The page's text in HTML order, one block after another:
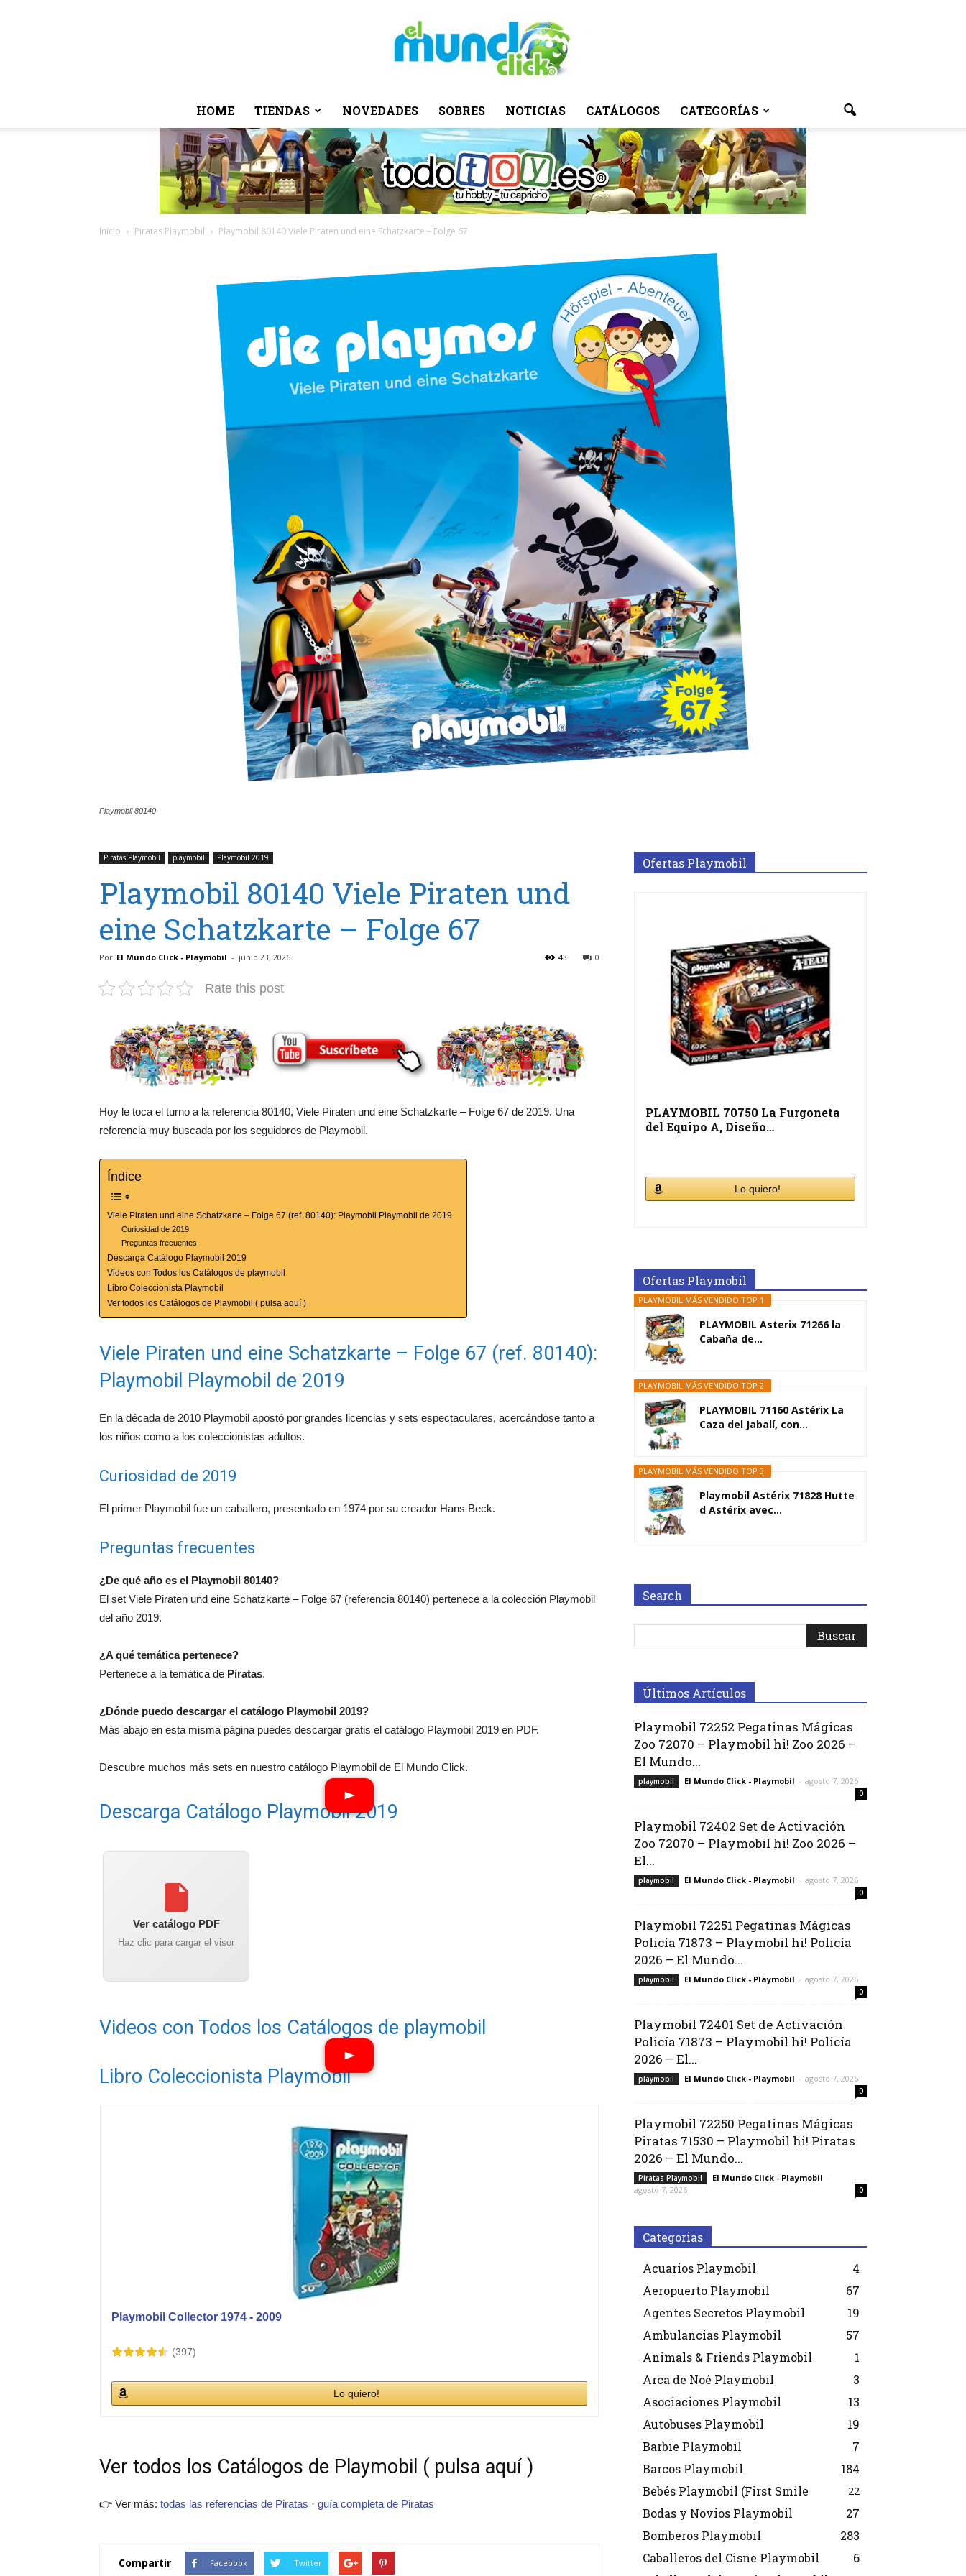
El
HOME TIENDAS NOVEDADES SOBRES NOTICIAS CATÁLOGOS CATEGORÍAS
Inicio Piratas Playmobil Playmobil 80140 Viele Piraten und eine Schatzkarte – Folge 67
Playmobil 80140
Piratas Playmobil playmobil Playmobil 2019
Playmobil 80140 Viele Piraten und
eine Schatzkarte – Folge 67
Por El Mundo Click - Playmobil - junio 23, 2026 0
43
Rate this post
Hoy le toca el turno a la referencia 80140, Viele Piraten und eine Schatzkarte – Folge 67 de 2019. Una
referencia muy buscada por los seguidores de Playmobil.
Índice
Viele Piraten und eine Schatzkarte – Folge 67 (ref. 80140): Playmobil Playmobil de 2019
Curiosidad de 2019
Preguntas frecuentes
Descarga Catálogo Playmobil 2019
Videos con Todos los Catálogos de playmobil
Libro Coleccionista Playmobil
Ver todos los Catálogos de Playmobil ( pulsa aquí )
Viele Piraten und eine Schatzkarte – Folge 67 (ref. 80140):
Playmobil Playmobil de 2019
En la década de 2010 Playmobil apostó por grandes licencias y sets espectaculares, acercándose tanto a
los niños como a los coleccionistas adultos.
Curiosidad de 2019
El primer Playmobil fue un caballero, presentado en 1974 por su creador Hans Beck.
Preguntas frecuentes
¿De qué año es el Playmobil 80140?
El set Viele Piraten und eine Schatzkarte – Folge 67 (referencia 80140) pertenece a la colección Playmobil
del año 2019.
¿A qué temática pertenece?
Pertenece a la temática de Piratas.
¿Dónde puedo descargar el catálogo Playmobil 2019?
Más abajo en esta misma página puedes descargar gratis el catálogo Playmobil 2019 en PDF.
Descubre muchos más sets en nuestro catálogo Playmobil de El Mundo Click.
Descarga Catálogo Playmobil 2019
Ver catálogo PDF
Haz clic para cargar el visor
Videos con Todos los Catálogos de playmobil
Libro Coleccionista Playmobil
Playmobil Collector 1974 - 2009
(397)
Lo quiero!
Ver todos los Catálogos de Playmobil ( pulsa aquí )
👉 Ver más: todas las referencias de Piratas · guía completa de Piratas
Compartir Facebook Twitter
Ofertas Playmobil
PLAYMOBIL 70750 La Furgoneta
del Equipo A, Diseño…
Lo quiero!
Ofertas Playmobil
PLAYMOBIL MÁS VENDIDO TOP 1
PLAYMOBIL Asterix 71266 la
Cabaña de...
PLAYMOBIL MÁS VENDIDO TOP 2
PLAYMOBIL 71160 Astérix La
Caza del Jabalí, con...
PLAYMOBIL MÁS VENDIDO TOP 3
Playmobil Astérix 71828 Hutte
d Astérix avec...
Search
Últimos Artículos
Playmobil 72252 Pegatinas Mágicas
Zoo 72070 – Playmobil hi! Zoo 2026 –
El Mundo...
playmobil El Mundo Click - Playmobil - agosto 7, 2026
0
Playmobil 72402 Set de Activación
Zoo 72070 – Playmobil hi! Zoo 2026 –
El...
playmobil El Mundo Click - Playmobil - agosto 7, 2026
0
Playmobil 72251 Pegatinas Mágicas
Policía 71873 – Playmobil hi! Policía
2026 – El Mundo...
playmobil El Mundo Click - Playmobil - agosto 7, 2026
0
Playmobil 72401 Set de Activación
Policía 71873 – Playmobil hi! Policía
2026 – El...
playmobil El Mundo Click - Playmobil - agosto 7, 2026
0
Playmobil 72250 Pegatinas Mágicas
Piratas 71530 – Playmobil hi! Piratas
2026 – El Mundo...
Piratas Playmobil El Mundo Click - Playmobil -
agosto 7, 2026
0
Categorias
Acuarios Playmobil
4
Aeropuerto Playmobil
67
Agentes Secretos Playmobil
19
Ambulancias Playmobil
57
Animals & Friends Playmobil
1
Arca de Noé Playmobil
3
Asociaciones Playmobil
13
Autobuses Playmobil
19
Barbie Playmobil
7
Barcos Playmobil
184
Bebés Playmobil (First Smile
22
Bodas y Novios Playmobil
27
Bomberos Playmobil
283
Caballeros del Cisne Playmobil
6